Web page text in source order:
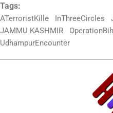
Tags:
ATerroristKille InThreeCircles
JAMMU KASHMIR
UdhampurEncounter